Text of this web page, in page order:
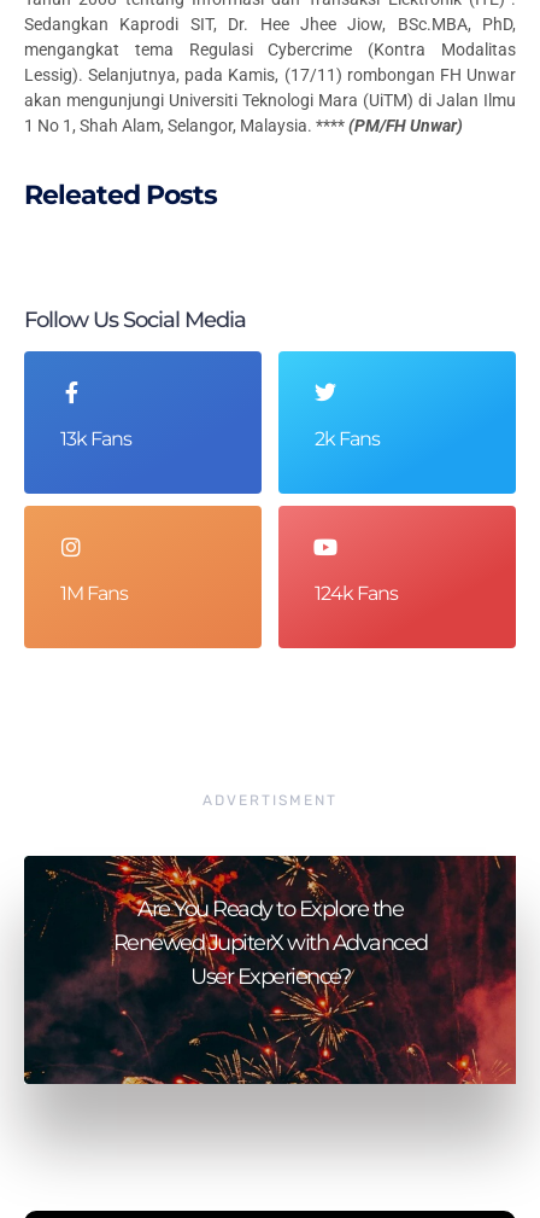
Sedangkan Kaprodi SIT, Dr. Hee Jhee Jiow, BSc.MBA, PhD,
mengangkat tema Regulasi Cybercrime (Kontra Modalitas
Lessig). Selanjutnya, pada Kamis, (17/11) rombongan FH Unwar
akan mengunjungi Universiti Teknologi Mara (UiTM) di Jalan Ilmu
1 No 1, Shah Alam, Selangor, Malaysia. ****(PM/FH Unwar)
Releated Posts
Follow Us Social Media
13k Fans 2k Fans
1M Fans 124k Fans
ADVERTISMENT
Are You Ready to Explore the
Renewed JupiterX with Advanced
User Experience?